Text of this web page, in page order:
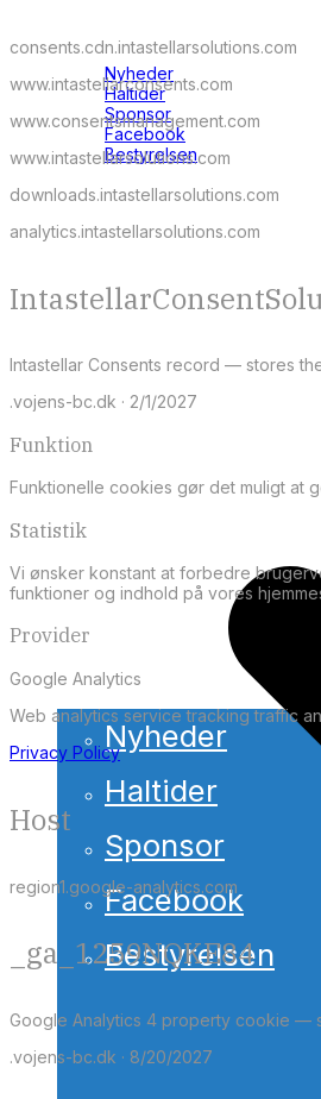
Nyheder
Haltider
Sponsor
Facebook
Bestyrelsen
Nyheder
Haltider
Sponsor
Facebook
Bestyrelsen
consents.cdn.intastellarsolutions.com
www.intastellarconsents.com
www.consentsmanagement.com
www.intastellarsolutions.com
downloads.intastellarsolutions.com
analytics.intastellarsolutions.com
Intastellar Consents record — stores
.vojens-bc.dk · 2/1/2027
Funktion
Funktionelle cookies gør det muligt at
Statistik
Vi ønsker konstant at forbedre
funktioner og indhold på vores
Provider
Google Analytics
Web analytics service tracking traffic
Privacy Policy
Host
region1.google-analytics.com
_ga_1259NQKE84
Google Analytics 4 property cookie —
.vojens-bc.dk · 8/20/2027